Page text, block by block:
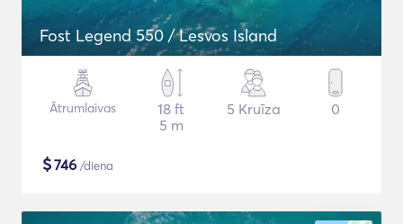
Fost Legend 550 / Lesvos Island
Ātrumlaivas
18 ft
5 m
5 Kruīza 0
$746 /diena